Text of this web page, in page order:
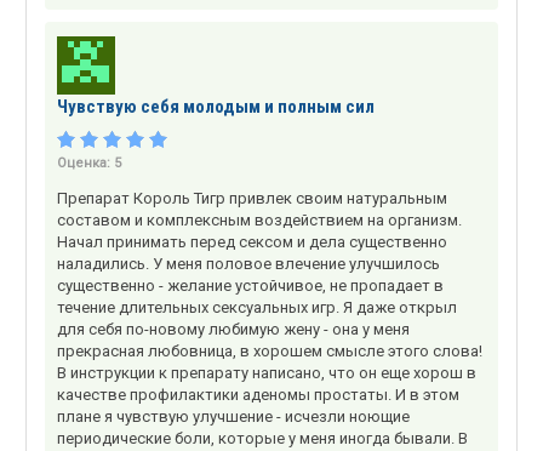
Чувствую себя молодым и полным сил
Оценка: 5
Препарат Король Тигр привлек своим натуральным
составом и комплексным воздействием на организм.
Начал принимать перед сексом и дела существенно
наладились. У меня половое влечение улучшилось
существенно - желание устойчивое, не пропадает в
течение длительных сексуальных игр. Я даже открыл
для себя по-новому любимую жену - она у меня
прекрасная любовница, в хорошем смысле этого слова!
В инструкции к препарату написано, что он еще хорош в
качестве профилактики аденомы простаты. И в этом
плане я чувствую улучшение - исчезли ноющие
периодические боли, которые у меня иногда бывали. В